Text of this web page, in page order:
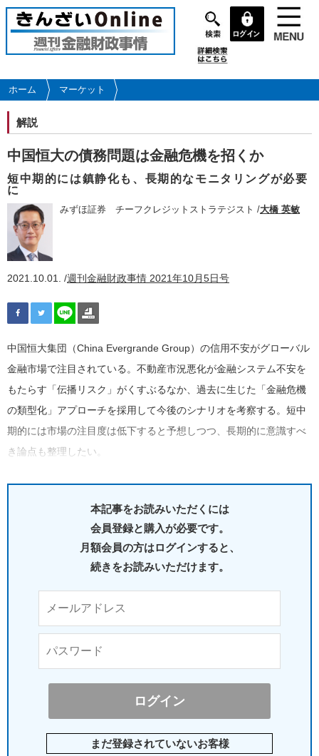
メ
イ
コ
ン
に
移
動
ホーム マーケット
解説
中国恒大の債務問題は金融危機を招くか
短中期的には鎮静化も、長期的なモニタリングが必要
に
みずほ証券 チーフクレジットストラテジスト /大橋 英敏
2021.10.01. /週刊金融財政事情 2021年10月5日号
中国恒大集団（China Evergrande Group）の信用不安がグローバル
金融市場で注目されている。不動産市況悪化が金融システム不安を
もたらす「伝播リスク」がくすぶるなか、過去に生じた「金融危機
の類型化」アプローチを採用して今後のシナリオを考察する。短中
期的には市場の注目度は低下すると予想しつつ、長期的に意識すべ
き論点も整理したい。
本記事をお読みいただくには
会員登録と購入が必要です。
月額会員の方はログインすると、
続きをお読みいただけます。
まだ登録されていないお客様